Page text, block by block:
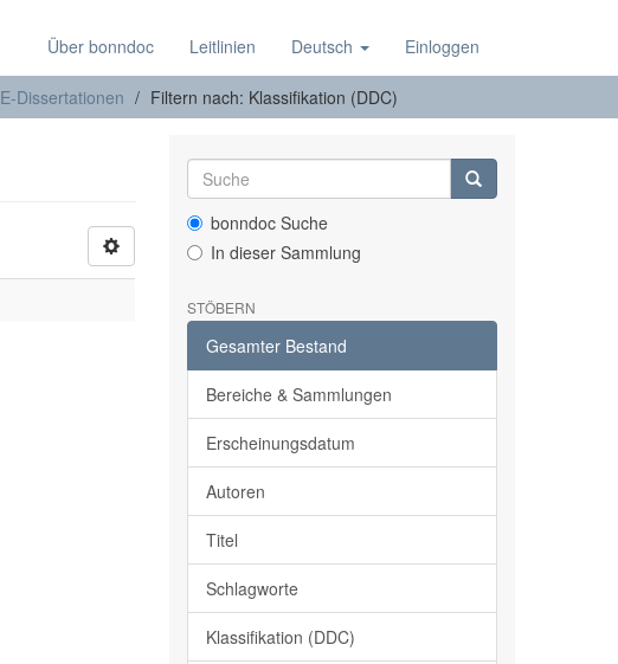
Über bonndoc Leitlinien Deutsch Einloggen
E-Dissertationen Filtern nach: Klassifikation (DDC)
bonndoc Suche
In dieser Sammlung
STÖBERN
Gesamter Bestand
Bereiche & Sammlungen
Erscheinungsdatum
Autoren
Titel
Schlagworte
Klassifikation (DDC)